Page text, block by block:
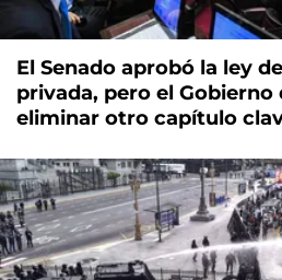
El Senado aprobó la ley
privada, pero el Gobierno
eliminar otro capítulo